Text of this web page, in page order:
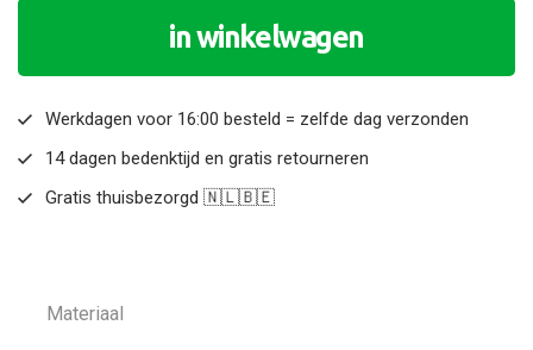
in winkelwagen
Werkdagen voor 16:00 besteld = zelfde dag verzonden
14 dagen bedenktijd en gratis retourneren
Gratis thuisbezorgd 🇳🇱🇧🇪
Materiaal